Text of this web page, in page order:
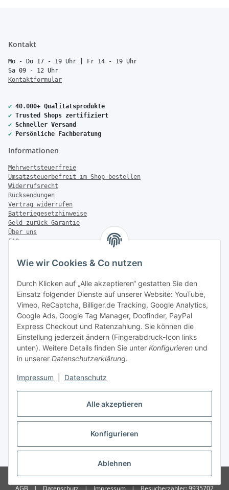
Alle akzeptieren
Konfigurieren
Ablehnen
Wie wir Cookies & Co nutzen
Durch Klicken auf „Alle akzeptieren“ gestatten Sie den
Einsatz folgender Dienste auf unserer Website: YouTube,
Vimeo, ReCaptcha, Billiger.de Tracking, Google Analytics,
Google Ads, Google Tag Manager, Doofinder, PayPal
Express Checkout und Ratenzahlung. Sie können die
Einstellung jederzeit ändern (Fingerabdruck-Icon links
unten). Weitere Details finden Sie unter Konfigurieren und
in unserer Datenschutzerklärung.
Impressum Datenschutz
Kontakt
Mo - Do 17 - 19 Uhr | Fr 14 - 19 Uhr
Sa 09 - 12 Uhr
Kontaktformular
✔ 40.000+ Qualitätsprodukte
✔ Trusted Shops zertifiziert
✔ Schneller Versand
✔ Persönliche Fachberatung
Informationen
Mehrwertsteuerfreie
Umsatzsteuerbefreit im Shop bestellen
Widerrufsrecht
Rücksendungen
Vertrag widerrufen
Batteriegesetzhinweise
Geld zurück Garantie
Über uns
FAQ
Zahlung & Versand
Versandinformationen
Sonstiges
* Alle Preise inkl. gesetzlicher USt., zzgl.Versand
© Copyright 2026 Treise Elektrotechnik – Alle Rechte vorbehalten
|
AGB
| Datenschutz | Impressum | Besucherzähler: 9935702